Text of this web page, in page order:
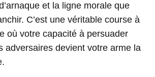
et la ligne morale que
C’est une véritable course à
où votre capacité à persuader
adversaires devient votre arme la